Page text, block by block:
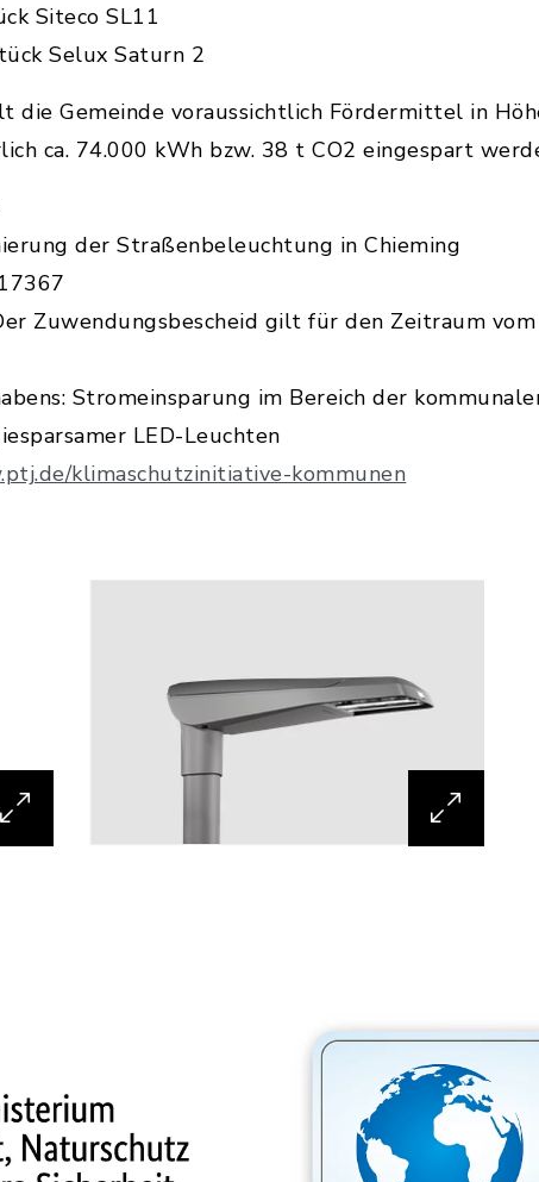
Siteco SL11
Selux Saturn 2
die Gemeinde voraussichtlich Fördermittel in
ca. 74.000 kWh bzw. 38 t CO2 eingespart
der Straßenbeleuchtung in Chieming
Zuwendungsbescheid gilt für den Zeitraum
Stromeinsparung im Bereich der
LED-Leuchten
klimaschutzinitiative-kommunen